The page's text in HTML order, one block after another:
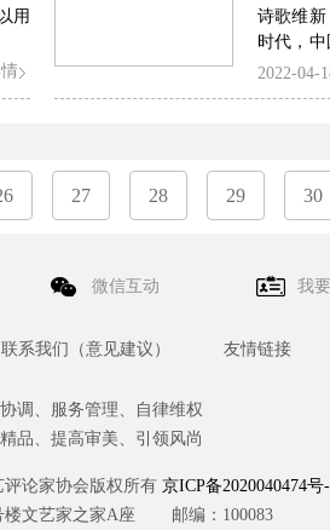
用
诗歌维
时代，
征程正
2022-04-
27 28 29 30
微信互动 我
联系我们（意见建议） 友情链接
调、服务管理、自律维权
品、提高审美、引领风尚
论家协会版权所有 京ICP备2020040474号
文艺家之家A座
邮编：100083